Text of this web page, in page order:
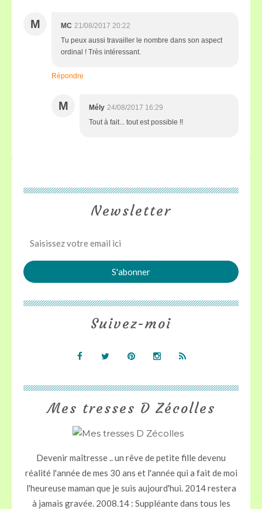
M MC 21/08/2017 20:22
Tu peux aussi travailler le nombre dans son aspect
ordinal ! Très intéressant.
Répondre
M Mély 24/08/2017 16:29
Tout à fait... tout est possible !!
Newsletter
Mes tresses D Zécolles
Devenir maîtresse .. un rêve de petite fille devenu
réalité l'année de mes 30 ans et l'année qui a fait de moi
l'heureuse maman que je suis aujourd'hui. 2014 restera
à jamais gravée. 2008.14 : Suppléante dans tous les
Suivez-moi